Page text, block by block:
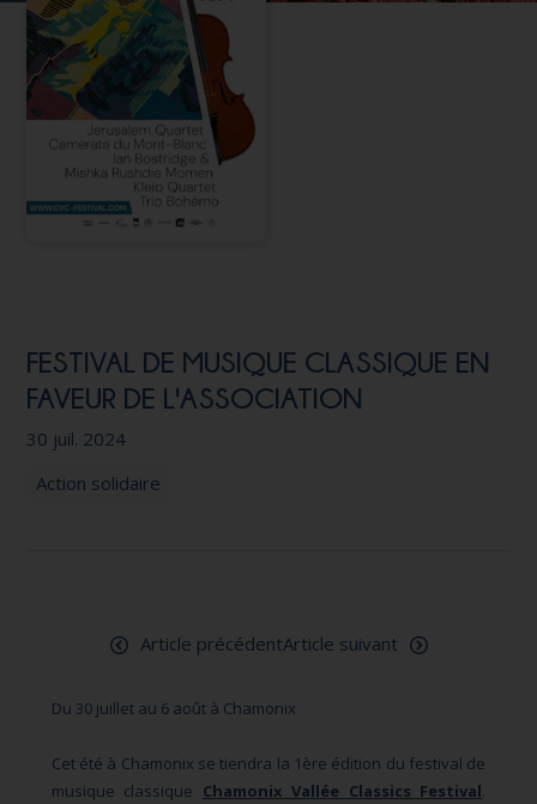
Nous soutenir
FESTIVAL DE MUSIQUE CLASSIQUE EN
FAVEUR DE L'ASSOCIATION
30 juil. 2024
Action solidaire
Article précédentArticle suivant
Du 30 juillet au 6 août à Chamonix
Cet été à Chamonix se tiendra la 1ère édition du festival de
musique classique Chamonix Vallée Classics Festival.